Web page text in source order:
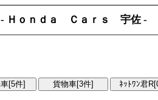
- Ｈｏｎｄａ Ｃａｒｓ 宇佐 -